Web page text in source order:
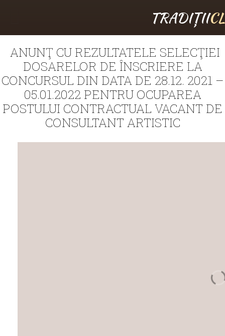
TRADIȚII
ANUNŢ CU REZULTATELE SELECŢIEI
DOSARELOR DE ÎNSCRIERE LA
CONCURSUL DIN DATA DE 28.12. 2021 –
05.01.2022 PENTRU OCUPAREA
POSTULUI CONTRACTUAL VACANT DE
CONSULTANT ARTISTIC